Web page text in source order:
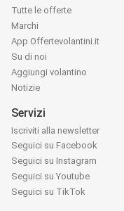
Tutte le offerte
Marchi
App Offertevolantini.it
Su di noi
Aggiungi volantino
Notizie
Servizi
Iscriviti alla newsletter
Seguici su Facebook
Seguici su Instagram
Seguici su Youtube
Seguici su TikTok